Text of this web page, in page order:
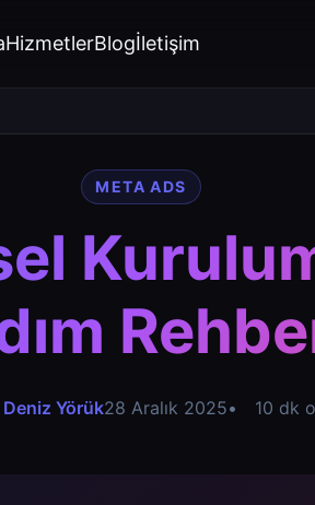
HizmetlerBlogİletişim
META ADS
Deniz Yörük28 Aralık 2025 10 dk